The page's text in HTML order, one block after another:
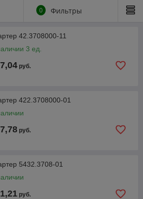
0 Фильтры
42.3708000-11
3 ед.
руб.
422.3708000-01
руб.
5432.3708-01
руб.